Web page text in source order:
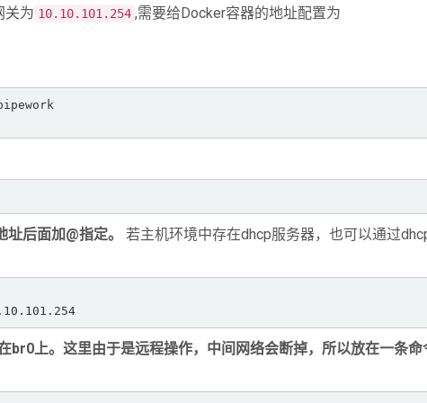
关为 10.10.101.254 ,需要给Docker容器的地址配置为
后面加@指定。
若主机环境中存在dhcp服务器，也可以通过
上。这里由于是远程操作，中间网络会断掉，所以放在一条命